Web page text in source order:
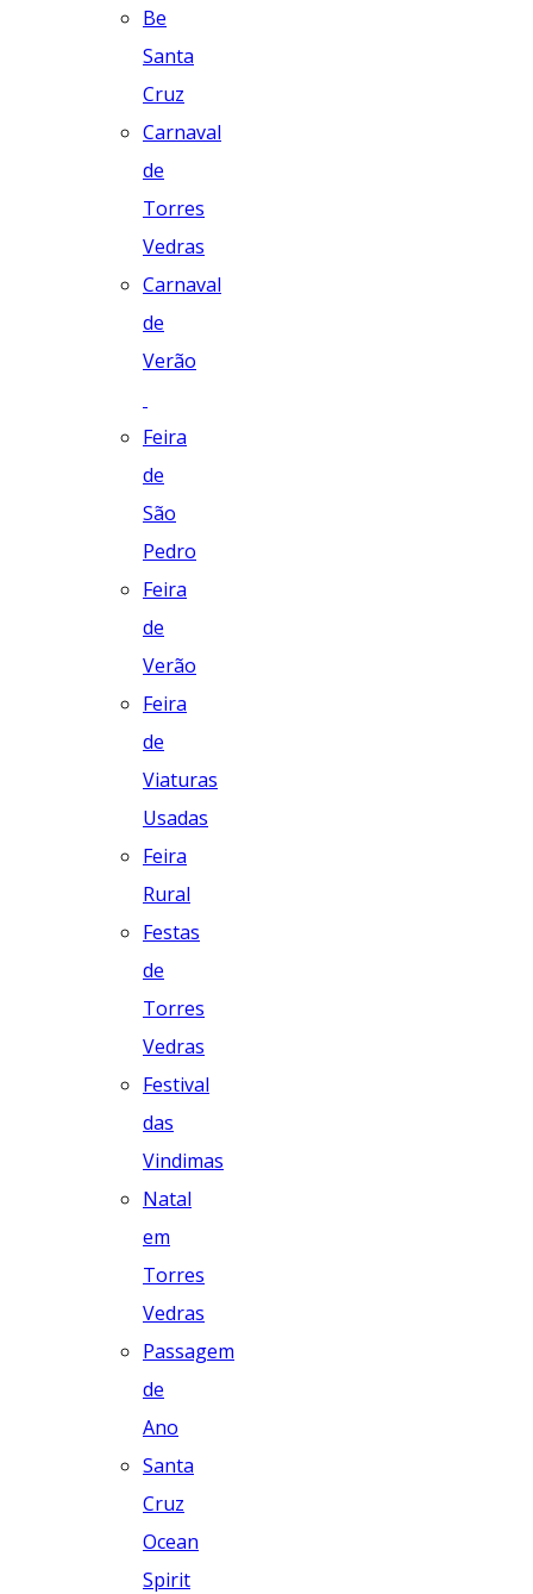
Be
Santa
Cruz
Carnaval
de
Torres
Vedras
Carnaval
de
Verão
Feira
de
São
Pedro
Feira
de
Verão
Feira
de
Viaturas
Usadas
Feira
Rural
Festas
de
Torres
Vedras
Festival
das
Vindimas
Natal
em
Torres
Vedras
Passagem
de
Ano
Santa
Cruz
Ocean
Spirit